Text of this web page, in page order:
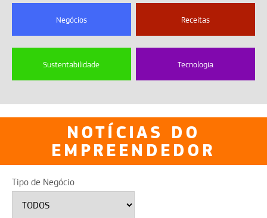
Negócios Receitas
Sustentabilidade Tecnologia
NOTÍCIAS DO
EMPREENDEDOR
Tipo de Negócio